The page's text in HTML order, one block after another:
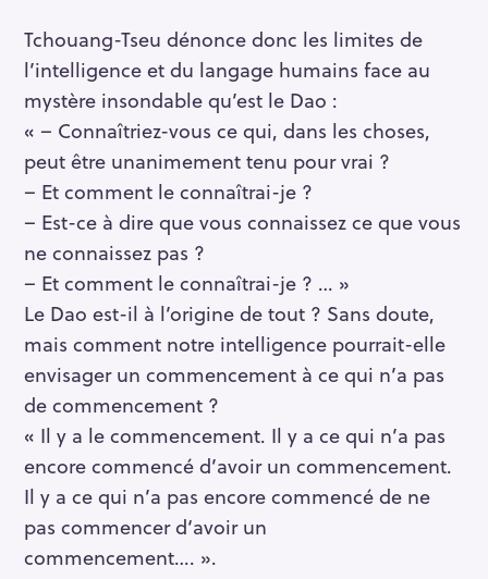
Tchouang-Tseu dénonce donc les limites de
l’intelligence et du langage humains face au
mystère insondable qu’est le Dao :
« – Connaîtriez-vous ce qui, dans les choses,
peut être unanimement tenu pour vrai ?
– Et comment le connaîtrai-je ?
– Est-ce à dire que vous connaissez ce que vous
ne connaissez pas ?
– Et comment le connaîtrai-je ? … »
Le Dao est-il à l’origine de tout ? Sans doute,
mais comment notre intelligence pourrait-elle
envisager un commencement à ce qui n’a pas
de commencement ?
« Il y a le commencement. Il y a ce qui n’a pas
encore commencé d’avoir un commencement.
Il y a ce qui n’a pas encore commencé de ne
pas commencer d‘avoir un
commencement…. ».